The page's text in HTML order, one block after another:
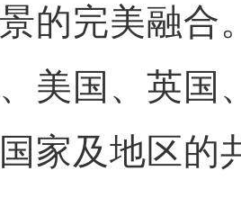
的完美融合
美国、英国
家及地区的